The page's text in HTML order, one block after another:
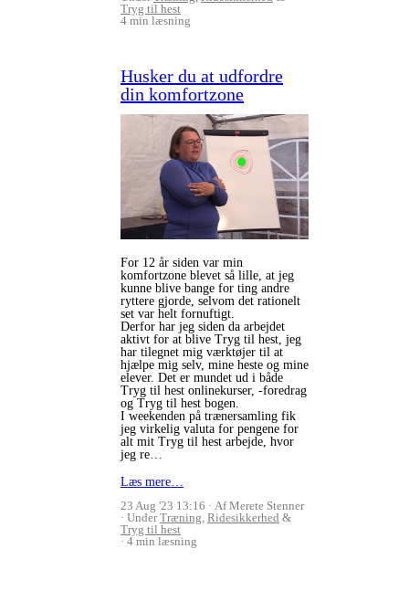
Tryg til hest
4 min læsning
Husker du at udfordre
din komfortzone
For 12 år siden var min
komfortzone blevet så lille, at jeg
kunne blive bange for ting andre
ryttere gjorde, selvom det rationelt
set var helt fornuftigt.
Derfor har jeg siden da arbejdet
aktivt for at blive Tryg til hest, jeg
har tilegnet mig værktøjer til at
hjælpe mig selv, mine heste og mine
elever. Det er mundet ud i både
Tryg til hest onlinekurser, -foredrag
og Tryg til hest bogen.
I weekenden på trænersamling fik
jeg virkelig valuta for pengene for
alt mit Tryg til hest arbejde, hvor
jeg re…
Læs mere…
23 Aug '23 13:16
Af Merete Stenner
UnderTræning Ridesikkerhed &
Tryg til hest
4 min læsning